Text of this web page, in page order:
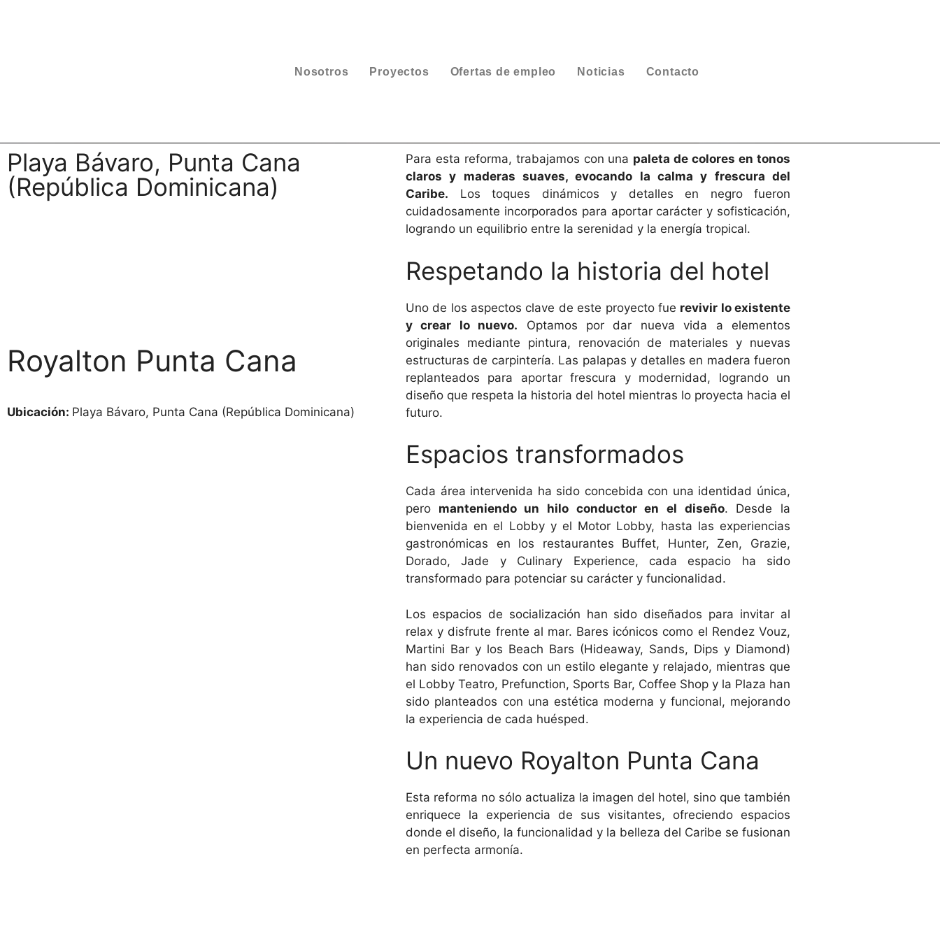
Nosotros Proyectos Ofertas de empleo Noticias Contacto
Playa Bávaro, Punta Cana
(República Dominicana)
Royalton Punta Cana
Ubicación: Playa Bávaro, Punta Cana (República Dominicana)
Para esta reforma, trabajamos con una paleta de colores en tonos
claros y maderas suaves, evocando la calma y frescura del
Caribe. Los toques dinámicos y detalles en negro fueron
cuidadosamente incorporados para aportar carácter y sofisticación,
logrando un equilibrio entre la serenidad y la energía tropical.
Respetando la historia del hotel
Uno de los aspectos clave de este proyecto fue revivir lo existente
y crear lo nuevo. Optamos por dar nueva vida a elementos
originales mediante pintura, renovación de materiales y nuevas
estructuras de carpintería. Las palapas y detalles en madera fueron
replanteados para aportar frescura y modernidad, logrando un
diseño que respeta la historia del hotel mientras lo proyecta hacia el
futuro.
Espacios transformados
Cada área intervenida ha sido concebida con una identidad única,
pero manteniendo un hilo conductor en el diseño. Desde la
bienvenida en el Lobby y el Motor Lobby, hasta las experiencias
gastronómicas en los restaurantes Buffet, Hunter, Zen, Grazie,
Dorado, Jade y Culinary Experience, cada espacio ha sido
transformado para potenciar su carácter y funcionalidad.
Los espacios de socialización han sido diseñados para invitar al
relax y disfrute frente al mar. Bares icónicos como el Rendez Vouz,
Martini Bar y los Beach Bars (Hideaway, Sands, Dips y Diamond)
han sido renovados con un estilo elegante y relajado, mientras que
el Lobby Teatro, Prefunction, Sports Bar, Coffee Shop y la Plaza han
sido planteados con una estética moderna y funcional, mejorando
la experiencia de cada huésped.
Un nuevo Royalton Punta Cana
Esta reforma no sólo actualiza la imagen del hotel, sino que también
enriquece la experiencia de sus visitantes, ofreciendo espacios
donde el diseño, la funcionalidad y la belleza del Caribe se fusionan
en perfecta armonía.